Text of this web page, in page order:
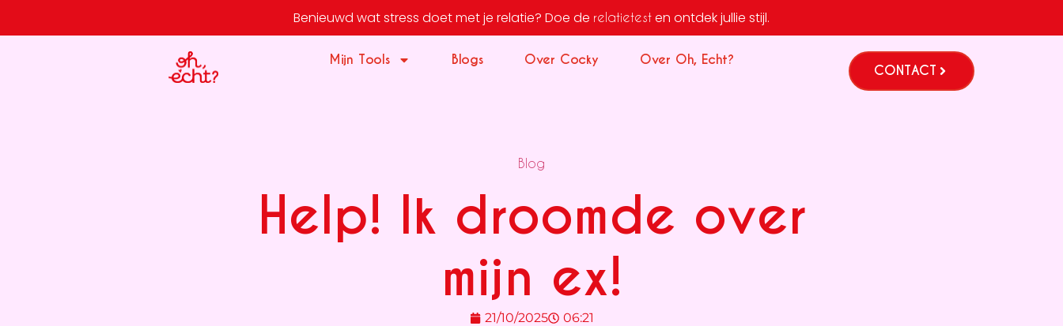
Benieuwd wat stress doet met je relatie? Doe de relatietest en ontdek jullie stijl.
Mijn Tools Blogs Over Cocky Over Oh, Echt?
CONTACT
Blog
Help! Ik droomde over
mijn ex!
21/10/2025 06:21